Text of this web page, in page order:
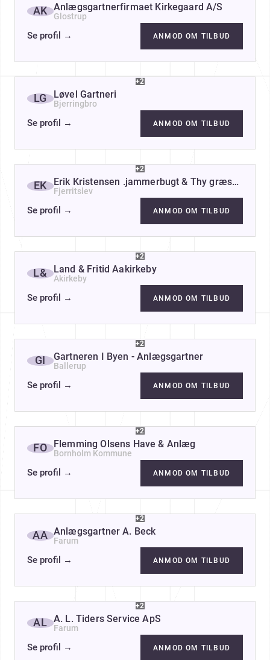
AK Anlægsgartnerfirmaet Kirkegaard A/S
Glostrup
Se profil → ANMOD OM TILBUD
+2
LG Løvel Gartneri
Bjerringbro
Se profil → ANMOD OM TILBUD
+2
EK Erik Kristensen .jammerbugt & Thy græskar &
Fjerritslev
Se profil → ANMOD OM TILBUD
+2
L& Land & Fritid Aakirkeby
Akirkeby
Se profil → ANMOD OM TILBUD
+2
GI Gartneren I Byen - Anlægsgartner
Ballerup
Se profil → ANMOD OM TILBUD
+2
FO Flemming Olsens Have & Anlæg
Bornholm Kommune
Se profil → ANMOD OM TILBUD
+2
AA Anlægsgartner A. Beck
Farum
Se profil → ANMOD OM TILBUD
+2
AL A. L. Tiders Service ApS
Farum
Se profil → ANMOD OM TILBUD